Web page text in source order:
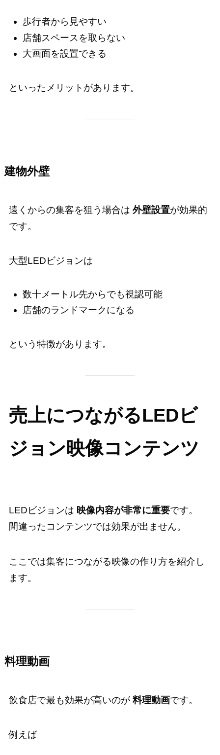
歩行者から見やすい
店舗スペースを取らない
大画面を設置できる
といったメリットがあります。
建物外壁
遠くからの集客を狙う場合は 外壁設置が効果的
です。
大型LEDビジョンは
数十メートル先からでも視認可能
店舗のランドマークになる
という特徴があります。
売上につながるLEDビ
ジョン映像コンテンツ
LEDビジョンは 映像内容が非常に重要です。
間違ったコンテンツでは効果が出ません。
ここでは集客につながる映像の作り方を紹介し
ます。
料理動画
飲食店で最も効果が高いのが 料理動画です。
例えば